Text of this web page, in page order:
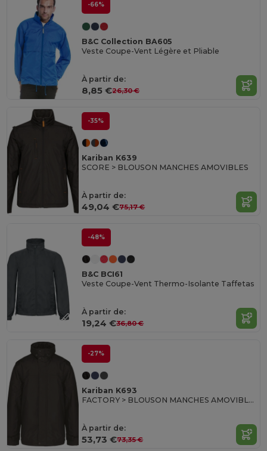
-66%
B&C Collection BA605
Veste Coupe-Vent Légère et Pliable
À partir de:
8,85 €26,30 €
-35%
Kariban K639
SCORE > BLOUSON MANCHES AMOVIBLES
À partir de:
49,04 €75,17 €
-48%
B&C BCI61
Veste Coupe-Vent Thermo-Isolante Taffetas
À partir de:
19,24 €36,80 €
-27%
Kariban K693
FACTORY > BLOUSON MANCHES AMOVIBLES
À partir de:
53,73 €73,35 €